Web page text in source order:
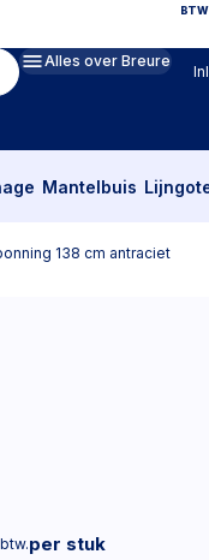
Alles over Breure
Mantelbuis
138 cm antraciet
per stuk